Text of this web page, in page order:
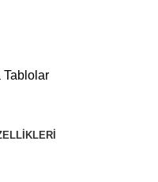
Tablolar